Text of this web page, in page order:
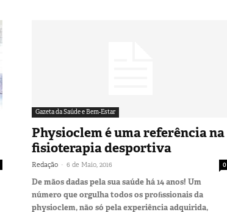
Gazeta da Saúde e Bem-Estar
Physioclem é uma referência na
fisioterapia desportiva
Redação - 6 de Maio, 2016 0
De mãos dadas pela sua saúde há 14 anos! Um
número que orgulha todos os proﬁssionais da
physioclem, não só pela experiência adquirida,